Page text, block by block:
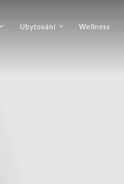
Ubytování Wellness